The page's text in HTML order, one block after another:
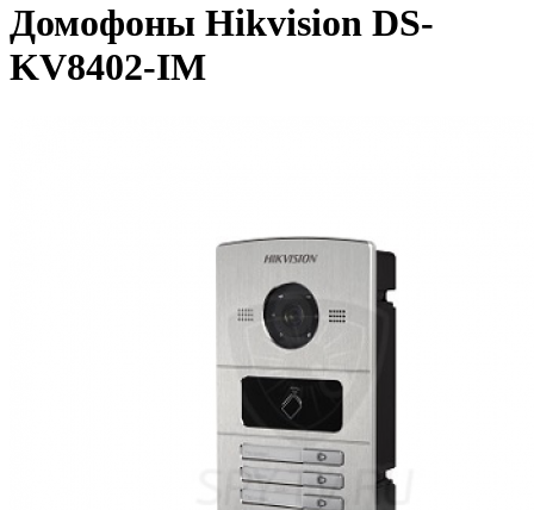
Домофоны Hikvision DS-
KV8402-IM